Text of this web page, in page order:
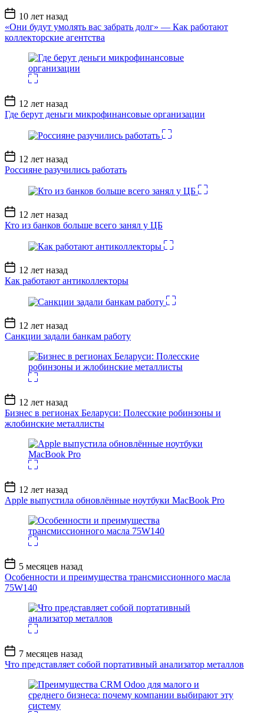
Дата
записи
10 лет назад
«Они будут умолять вас забрать долг» — Как работают
коллекторские агентства
Дата
записи
12 лет назад
Где берут деньги микрофинансовые организации
Дата
записи
12 лет назад
Россияне разучились работать
Дата
записи
12 лет назад
Кто из банков больше всего занял у ЦБ
Дата
записи
12 лет назад
Как работают антиколлекторы
Дата
записи
12 лет назад
Санкции задали банкам работу
Дата
записи
12 лет назад
Бизнес в регионах Беларуси: Полесские робинзоны и
жлобинские металлисты
Дата
записи
12 лет назад
Apple выпустила обновлённые ноутбуки MacBook Pro
Дата
записи
5 месяцев назад
Особенности и преимущества трансмиссионного масла
75W140
Дата
записи
7 месяцев назад
Что представляет собой портативный анализатор металлов